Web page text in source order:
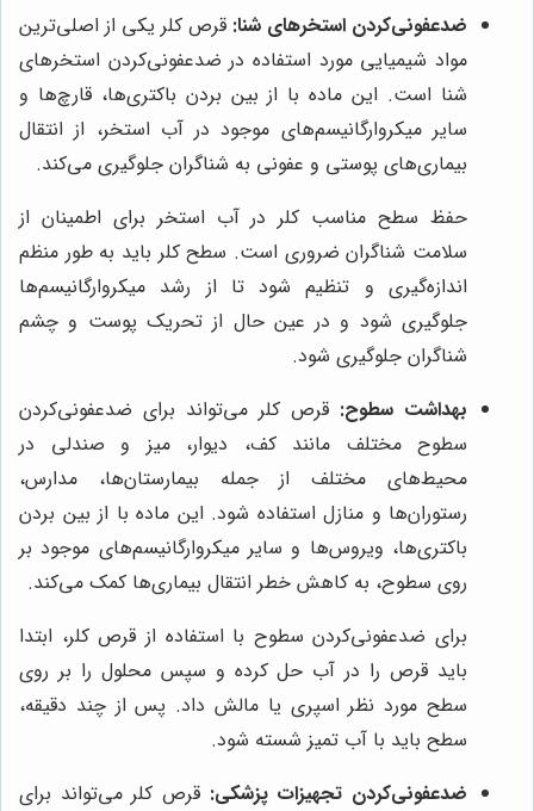
ضدعفونی‌کردن استخرهای شنا: قرص کلر یکی از اصلی‌ترین
مواد شیمیایی مورد استفاده در ضدعفونی‌کردن استخرهای
شنا است. این ماده با از بین بردن باکتری‌ها، قارچ‌ها و
سایر میکروارگانیسم‌های موجود در آب استخر، از انتقال
بیماری‌های پوستی و عفونی به شناگران جلوگیری می‌کند.
حفظ سطح مناسب کلر در آب استخر برای اطمینان از
سلامت شناگران ضروری است. سطح کلر باید به طور منظم
اندازه‌گیری و تنظیم شود تا از رشد میکروارگانیسم‌ها
جلوگیری شود و در عین حال از تحریک پوست و چشم
شناگران جلوگیری شود.
بهداشت سطوح: قرص کلر می‌تواند برای ضدعفونی‌کردن
سطوح مختلف مانند کف، دیوار، میز و صندلی در
محیط‌های مختلف از جمله بیمارستان‌ها، مدارس،
رستوران‌ها و منازل استفاده شود. این ماده با از بین بردن
باکتری‌ها، ویروس‌ها و سایر میکروارگانیسم‌های موجود بر
روی سطوح، به کاهش خطر انتقال بیماری‌ها کمک می‌کند.
برای ضدعفونی‌کردن سطوح با استفاده از قرص کلر، ابتدا
باید قرص را در آب حل کرده و سپس محلول را بر روی
سطح مورد نظر اسپری یا مالش داد. پس از چند دقیقه،
سطح باید با آب تمیز شسته شود.
ضدعفونی‌کردن تجهیزات پزشکی: قرص کلر می‌تواند برای